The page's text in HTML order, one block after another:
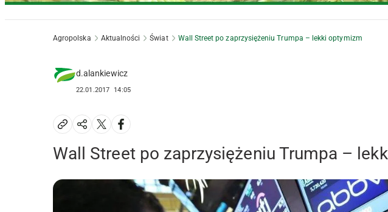
Agropolska Aktualności Świat Wall Street po zaprzysiężeniu Trumpa – lekki optymizm
d.alankiewicz
22.01.2017 14:05
Wall Street po zaprzysiężeniu Trumpa –